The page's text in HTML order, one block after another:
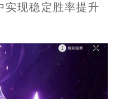
实现稳定胜率提升